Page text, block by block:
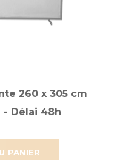
PANIER
260 x 305 cm
- Délai 48h